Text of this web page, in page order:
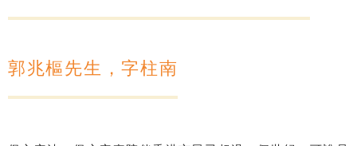
郭兆樞先生，字柱南